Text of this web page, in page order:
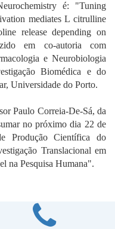
é: "Tuning
mediates L citrulline
release depending on
em co-autoria com
e Neurobiologia
Biomédica e do
Universidade do Porto.
Paulo Correia-De-Sá, da
no próximo dia 22 de
Produção Científica do
Translacional em
na Pesquisa Humana".